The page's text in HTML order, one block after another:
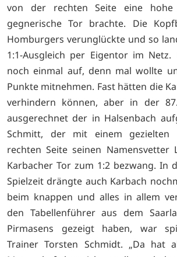
von der rechten Seite eine
gegnerische Tor brachte. Die
Homburgers verunglückte und so
1:1-Ausgleich per Eigentor im
noch einmal auf, denn mal wollte
Punkte mitnehmen. Fast hätten die
verhindern können, aber in der
ausgerechnet der in Halsenbach
Schmitt, der mit einem gezielten
rechten Seite seinen Namensvetter
Karbacher Tor zum 1:2 bezwang. In
Spielzeit drängte auch Karbach
beim knappen und alles in allem
den Tabellenführer aus dem
Pirmasens gezeigt haben, war
Trainer Torsten Schmidt. „Da hat